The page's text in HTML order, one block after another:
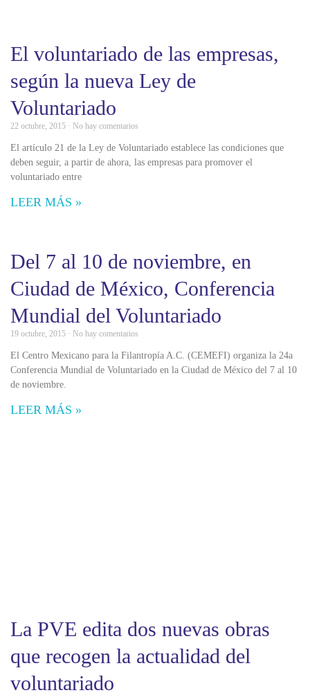
El voluntariado de las empresas,
según la nueva Ley de
Voluntariado
22 octubre, 2015 No hay comentarios
El artículo 21 de la Ley de Voluntariado establece las condiciones que
deben seguir, a partir de ahora, las empresas para promover el
voluntariado entre
LEER MÁS »
Del 7 al 10 de noviembre, en
Ciudad de México, Conferencia
Mundial del Voluntariado
19 octubre, 2015 No hay comentarios
El Centro Mexicano para la Filantropía A.C. (CEMEFI) organiza la 24a
Conferencia Mundial de Voluntariado en la Ciudad de México del 7 al 10
de noviembre.
LEER MÁS »
La PVE edita dos nuevas obras
que recogen la actualidad del
voluntariado